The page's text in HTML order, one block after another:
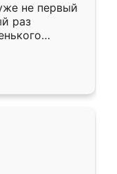
не первый
раз
второй раз
очень
из
здесь.